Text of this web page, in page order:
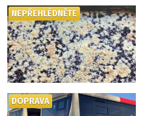
NEPŘEHLÉDNĚTE
DOPRAVA